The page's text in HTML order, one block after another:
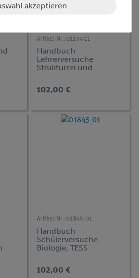
Artikel-Nr.:01139-11
Handbuch
Lehrerversuche
Strukturen und
102,00 €
Artikel-Nr.:01845-01
Handbuch
Schülerversuche
Biologie, TESS
102,00 €
akzeptieren